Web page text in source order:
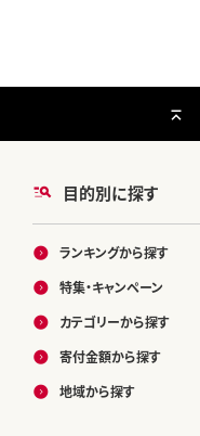
目的別に探す
ランキングから探す
特集・キャンペーン
カテゴリーから探す
寄付金額から探す
地域から探す